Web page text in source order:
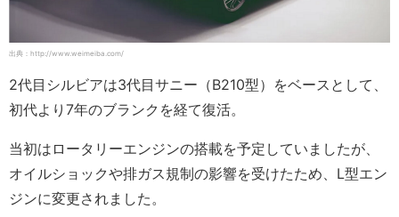
出典：http://www.weimeiba.com/
2代目シルビアは3代目サニー（B210型）をベースとして、
初代より7年のブランクを経て復活。
当初はロータリーエンジンの搭載を予定していましたが、
オイルショックや排ガス規制の影響を受けたため、L型エン
ジンに変更されました。